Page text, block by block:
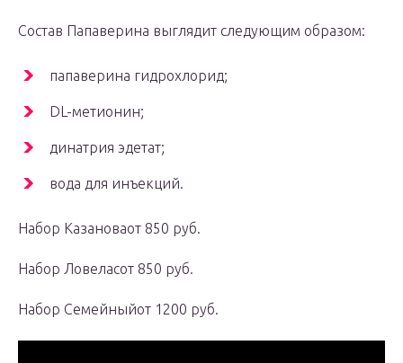
Состав Папаверина выглядит следующим образом:
папаверина гидрохлорид;
DL-метионин;
динатрия эдетат;
вода для инъекций.
Набор Казановаот 850 руб.
Набор Ловеласот 850 руб.
Набор Семейныйот 1200 руб.